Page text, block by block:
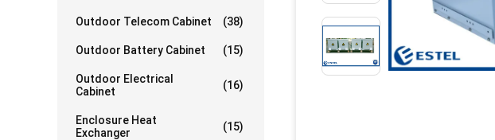
Outdoor Telecom Cabinet (38)
Outdoor Battery Cabinet (15)
Outdoor Electrical
Cabinet
(16)
Enclosure Heat
Exchanger
(15)